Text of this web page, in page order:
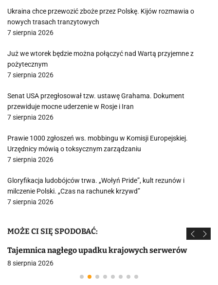
Ukraina chce przewozić zboże przez Polskę. Kijów rozmawia o
nowych trasach tranzytowych
7 sierpnia 2026
Już we wtorek będzie można połączyć nad Wartą przyjemne z
pożytecznym
7 sierpnia 2026
Senat USA przegłosował tzw. ustawę Grahama. Dokument
przewiduje mocne uderzenie w Rosje i Iran
7 sierpnia 2026
Prawie 1000 zgłoszeń ws. mobbingu w Komisji Europejskiej.
Urzędnicy mówią o toksycznym zarządzaniu
7 sierpnia 2026
Gloryfikacja ludobójców trwa. „Wołyń Pride”, kult rezunów i
milczenie Polski. „Czas na rachunek krzywd”
7 sierpnia 2026
MOŻE CI SIĘ SPODOBAĆ:
Tajemnica nagłego upadku krajowych serwerów
8 sierpnia 2026